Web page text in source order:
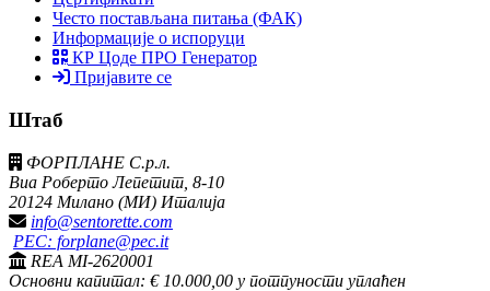
Често постављана питања (ФАК)
Информације о испоруци
КР Цоде ПРО Генератор
Пријавите се
Штаб
ФОРПЛАНЕ С.р.л.
Виа Роберто Лепетит, 8-10
20124 Милано (МИ) Италија
info@sentorette.com
PEC: forplane@pec.it
REA MI-2620001
Основни капитал: € 10.000,00 у потпуности уплаћен